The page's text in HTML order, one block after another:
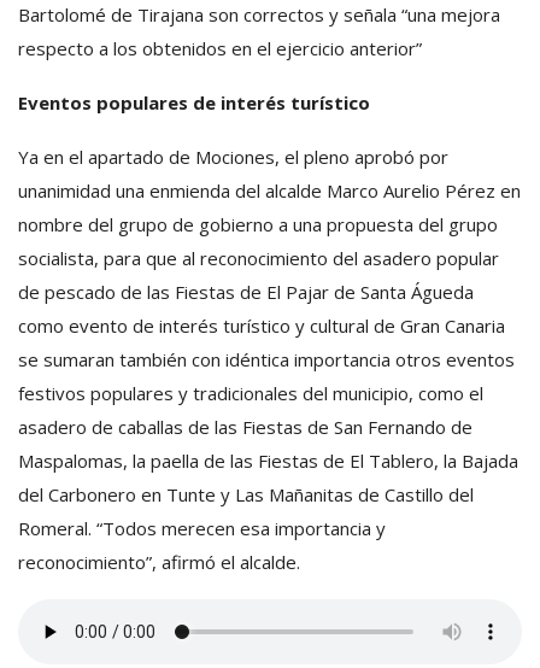
Bartolomé de Tirajana son correctos y señala “una mejora
respecto a los obtenidos en el ejercicio anterior”
Eventos populares de interés turístico
Ya en el apartado de Mociones, el pleno aprobó por
unanimidad una enmienda del alcalde Marco Aurelio Pérez en
nombre del grupo de gobierno a una propuesta del grupo
socialista, para que al reconocimiento del asadero popular
de pescado de las Fiestas de El Pajar de Santa Águeda
como evento de interés turístico y cultural de Gran Canaria
se sumaran también con idéntica importancia otros eventos
festivos populares y tradicionales del municipio, como el
asadero de caballas de las Fiestas de San Fernando de
Maspalomas, la paella de las Fiestas de El Tablero, la Bajada
del Carbonero en Tunte y Las Mañanitas de Castillo del
Romeral. “Todos merecen esa importancia y
reconocimiento”, afirmó el alcalde.